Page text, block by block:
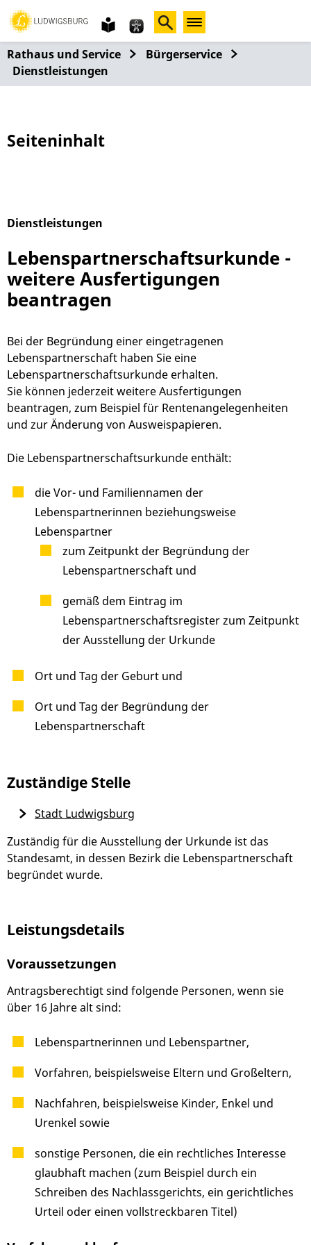
Gebärdensprache
leichte
Sprache
Rathaus und Service
Bürgerservice
Dienstleistungen
Seiteninhalt
Dienstleistungen
Lebenspartnerschaftsurkunde -
weitere Ausfertigungen
beantragen
Bei der Begründung einer eingetragenen
Lebenspartnerschaft haben Sie eine
Lebenspartnerschaftsurkunde erhalten.
Sie können jederzeit weitere Ausfertigungen
beantragen, zum Beispiel für Rentenangelegenheiten
und zur Änderung von Ausweispapieren.
Die Lebenspartnerschaftsurkunde enthält:
die Vor- und Familiennamen der
Lebenspartnerinnen beziehungsweise
Lebenspartner
zum Zeitpunkt der Begründung der
Lebenspartnerschaft und
gemäß dem Eintrag im
Lebenspartnerschaftsregister zum Zeitpunkt
der Ausstellung der Urkunde
Ort und Tag der Geburt und
Ort und Tag der Begründung der
Lebenspartnerschaft
Zuständige Stelle
Zuständig für die Ausstellung der Urkunde ist das
Standesamt, in dessen Bezirk die Lebenspartnerschaft
begründet wurde.
Stadt Ludwigsburg
Leistungsdetails
Voraussetzungen
Antragsberechtigt sind folgende Personen, wenn sie
über 16 Jahre alt sind:
Lebenspartnerinnen und Lebenspartner,
Vorfahren, beispielsweise Eltern und Großeltern,
Nachfahren, beispielsweise Kinder, Enkel und
Urenkel sowie
sonstige Personen, die ein rechtliches Interesse
glaubhaft machen (zum Beispiel durch ein
Schreiben des Nachlassgerichts, ein gerichtliches
Urteil oder einen vollstreckbaren Titel)